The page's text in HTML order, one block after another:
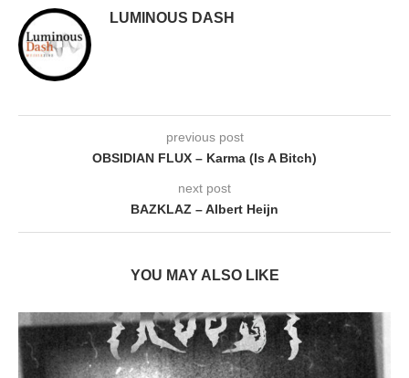
LUMINOUS DASH
previous post
OBSIDIAN FLUX – Karma (Is A Bitch)
next post
BAZKLAZ – Albert Heijn
YOU MAY ALSO LIKE